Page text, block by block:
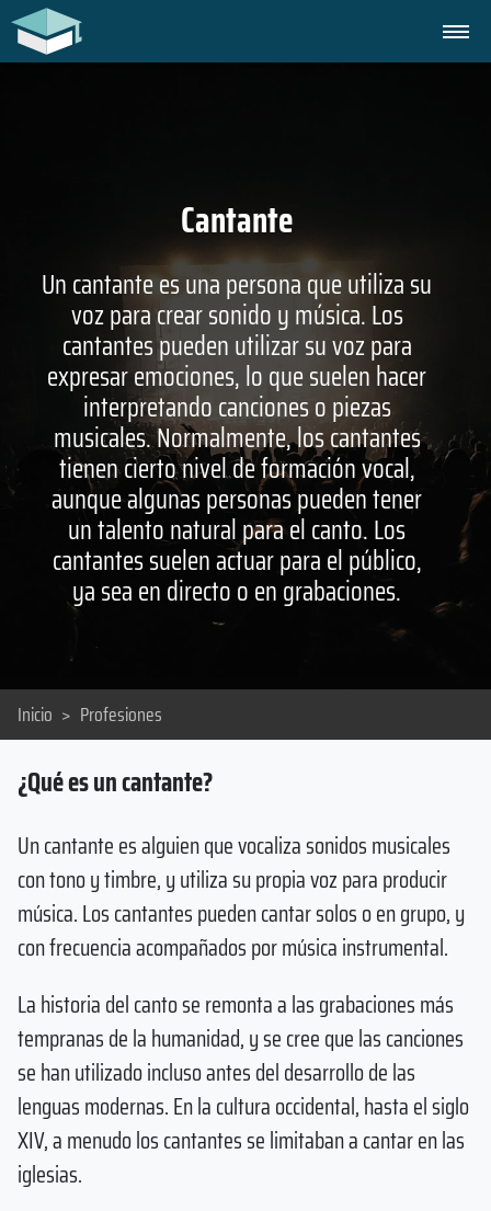
Cantante
Un cantante es una persona que utiliza su
voz para crear sonido y música. Los
cantantes pueden utilizar su voz para
expresar emociones, lo que suelen hacer
interpretando canciones o piezas
musicales. Normalmente, los cantantes
tienen cierto nivel de formación vocal,
aunque algunas personas pueden tener
un talento natural para el canto. Los
cantantes suelen actuar para el público,
ya sea en directo o en grabaciones.
Inicio > Profesiones
¿Qué es un cantante?
Un cantante es alguien que vocaliza sonidos musicales
con tono y timbre, y utiliza su propia voz para producir
música. Los cantantes pueden cantar solos o en grupo, y
con frecuencia acompañados por música instrumental.
La historia del canto se remonta a las grabaciones más
tempranas de la humanidad, y se cree que las canciones
se han utilizado incluso antes del desarrollo de las
lenguas modernas. En la cultura occidental, hasta el siglo
XIV, a menudo los cantantes se limitaban a cantar en las
iglesias.